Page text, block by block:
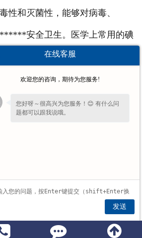
性和灭菌性，能够对病毒、
安全卫生。医学上常用的碘
右，可以直接用与皮肤的擦
忌，那就是对碘过敏者慎用，
果反而更加的严重。并且本产
勿接触眼睛。若使用后出现皮肤
立即停止使用。
酒精棉签的选材标准
与隔离衣采购概念区分
在线客服
欢迎您的咨询，期待为您服务!
您好呀～很高兴为您服务！😊 有什么问
题都可以跟我说哦。
发送